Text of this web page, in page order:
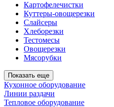
Картофелечистки
Куттеры-овощерезки
Слайсеры
Хлеборезки
Тестомесы
Овощерезки
Мясорубки
Показать еще
Кухонное оборудование
Линии раздачи
Тепловое оборудование